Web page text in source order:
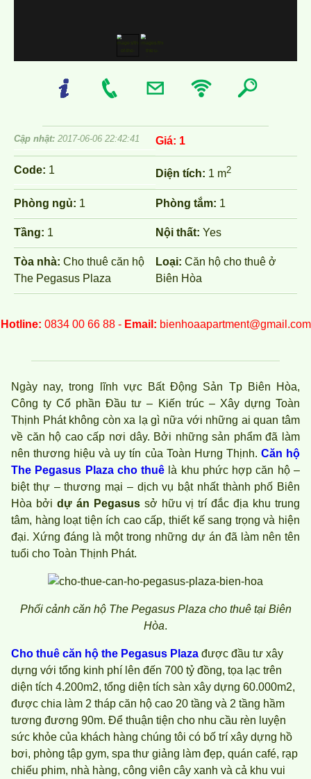
Cập nhật: 2017-06-06 22:42:41 Giá: 1
Code: 1 Diện tích: 1 m2
Phòng ngủ: 1 Phòng tắm: 1
Tầng: 1 Nội thất: Yes
Tòa nhà: Cho thuê căn hộ
The Pegasus Plaza
Loại: Căn hộ cho thuê ở
Biên Hòa
Hotline: 0834 00 66 88 - Email: bienhoaapartment@gmail.com
Ngày nay, trong lĩnh vực Bất Động Sản Tp Biên Hòa,
Công ty Cổ phần Đầu tư – Kiến trúc – Xây dựng Toàn
Thịnh Phát không còn xa lạ gì nữa với những ai quan tâm
về căn hộ cao cấp nơi dây. Bởi những sản phẩm đã làm
nên thương hiệu và uy tín của Toàn Hưng Thịnh. Căn hộ
The Pegasus Plaza cho thuê là khu phức hợp căn hộ –
biệt thự – thương mại – dịch vụ bật nhất thành phố Biên
Hòa bởi dự án Pegasussở hữu vị trí đắc địa khu trung
tâm, hàng loạt tiện ích cao cấp, thiết kế sang trọng và hiện
đại. Xứng đáng là một trong những dự án đã làm nên tên
tuổi cho Toàn Thịnh Phát.
Phối cảnh căn hộ The Pegasus Plaza cho thuê tại Biên
Hòa.
Cho thuê căn hộ the Pegasus Plaza được đầu tư xây
dựng với tổng kinh phí lên đến 700 tỷ đồng, tọa lạc trên
diện tích 4.200m2, tổng diện tích sàn xây dựng 60.000m2,
được chia làm 2 tháp căn hộ cao 20 tầng và 2 tầng hầm
tương đương 90m. Để thuận tiện cho nhu cầu rèn luyện
sức khỏe của khách hàng chúng tôi có bố trí xây dựng hồ
bơi, phòng tập gym, spa thư giảng làm đẹp, quán café, rạp
chiếu phim, nhà hàng, công viên cây xanh và cả khu vui